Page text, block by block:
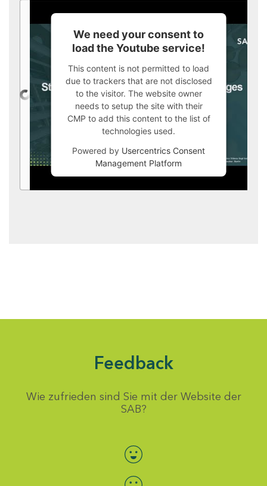
We need your consent to
load the Youtube service!
This content is not permitted to load
due to trackers that are not disclosed
to the visitor. The website owner
needs to setup the site with their
CMP to add this content to the list of
technologies used.
Powered by Usercentrics Consent
Management Platform
Feedback
Wie zufrieden sind Sie mit der Website der
SAB?
Bewertung auswählen